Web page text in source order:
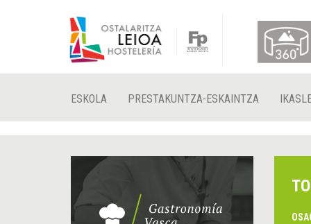
ESKOLA PRESTAKUNTZA-ESKAINTZA